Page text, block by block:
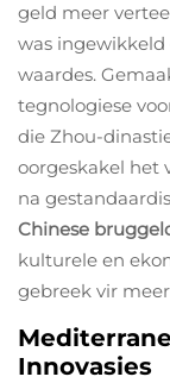
geld meer
was
waardes.
tegnologiese
die Zhou-
oorgeskakel het
na
Chinese
kulturele en
gebreek vir
Innovasies